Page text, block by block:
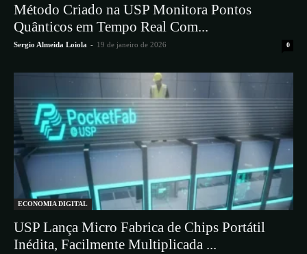
Método Criado na USP Monitora Pontos
Quânticos em Tempo Real Com...
Sergio Almeida Loiola - 19 de janeiro de 2026 0
ECONOMIA DIGITAL
USP Lança Micro Fabrica de Chips Portátil
Inédita, Facilmente Multiplicada ...